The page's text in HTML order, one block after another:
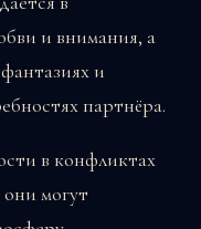
и внимания, а
и
партнёра.
в конфликтах
могут